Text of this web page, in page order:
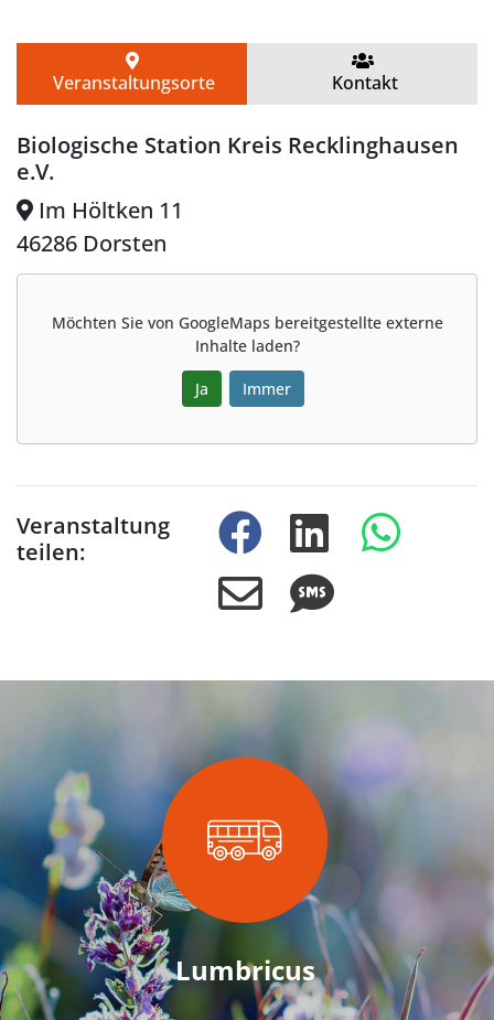
Veranstaltungsorte Kontakt
Biologische Station Kreis Recklinghausen
e.V.
Im Höltken 11
46286 Dorsten
Möchten Sie von GoogleMaps bereitgestellte externe
Inhalte laden?
Ja Immer
Veranstaltung
teilen:
Lumbricus